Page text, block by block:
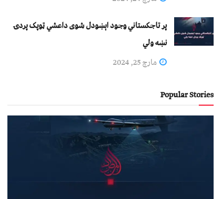
پر تاجکستاني وجود اېښودل شوی داعشي ټوپک پردۍ
نښه ولي
مارچ 25, 2024
Popular Stories